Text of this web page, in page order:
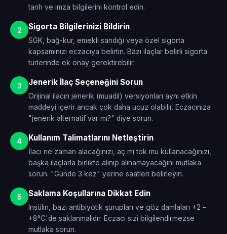
tarih ve imza bilgilerini kontrol edin.
2 Sigorta Bilgilerinizi Bildirin
SGK, bağ-kur, emekli sandığı veya özel sigorta
kapsamınızı eczacıya belirtin. Bazı ilaçlar belirli sigorta
türlerinde ek onay gerektirebilir.
3 Jenerik İlaç Seçeneğini Sorun
Orijinal ilacın jenerik (muadil) versiyonları aynı etkin
maddeyi içerir ancak çok daha ucuz olabilir. Eczacınıza
"jenerik alternatif var mı?" diye sorun.
4 Kullanım Talimatlarını Netleştirin
İlacı ne zaman alacağınızı, aç mı tok mu kullanacağınızı,
başka ilaçlarla birlikte alınıp alınamayacağını mutlaka
sorun. "Günde 3 kez" yerine saatleri belirleyin.
5 Saklama Koşullarına Dikkat Edin
Insülin, bazı antibiyotik şurupları ve göz damlaları +2 –
+8°C'de saklanmalıdır. Eczacı sizi bilgilendirmezse
mutlaka sorun.